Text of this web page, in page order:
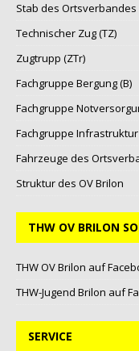
Stab des Ortsverbandes
Technischer Zug (TZ)
Zugtrupp (ZTr)
Fachgruppe Bergung (B)
Fachgruppe
Fachgruppe Infrastruktur
Fahrzeuge des
Struktur des OV Brilon
THW OV BRILON
THW OV Brilon auf
THW-Jugend Brilon auf
SERVICE